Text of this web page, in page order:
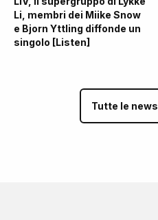
Li, membri dei Miike Snow
e Bjorn Yttling diffonde un
singolo [Listen]
Tutte le news